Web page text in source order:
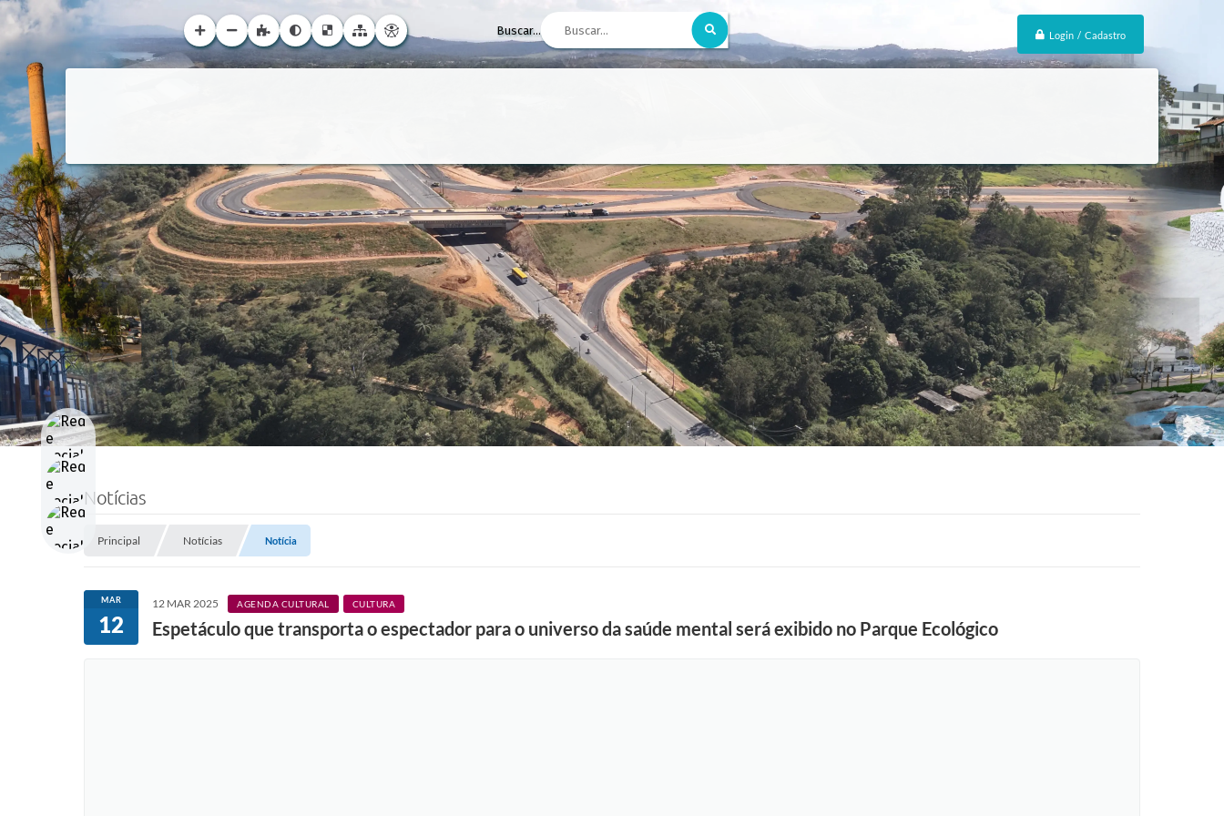
Login / Cadastro
Buscar...
Notícias
Principal Notícias Notícia
MAR
12
12 MAR 2025 AGENDA CULTURAL CULTURA
Espetáculo que transporta o espectador para o universo da saúde mental será exibido no Parque Ecológico
F
o